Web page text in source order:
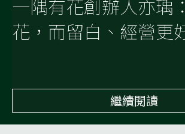
一隅有花創辦人亦瑀
花，而留白、經營更
繼續閱讀